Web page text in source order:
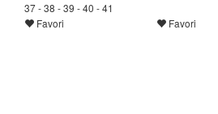
37 - 38 - 39 - 40 - 41
Favori
Favori